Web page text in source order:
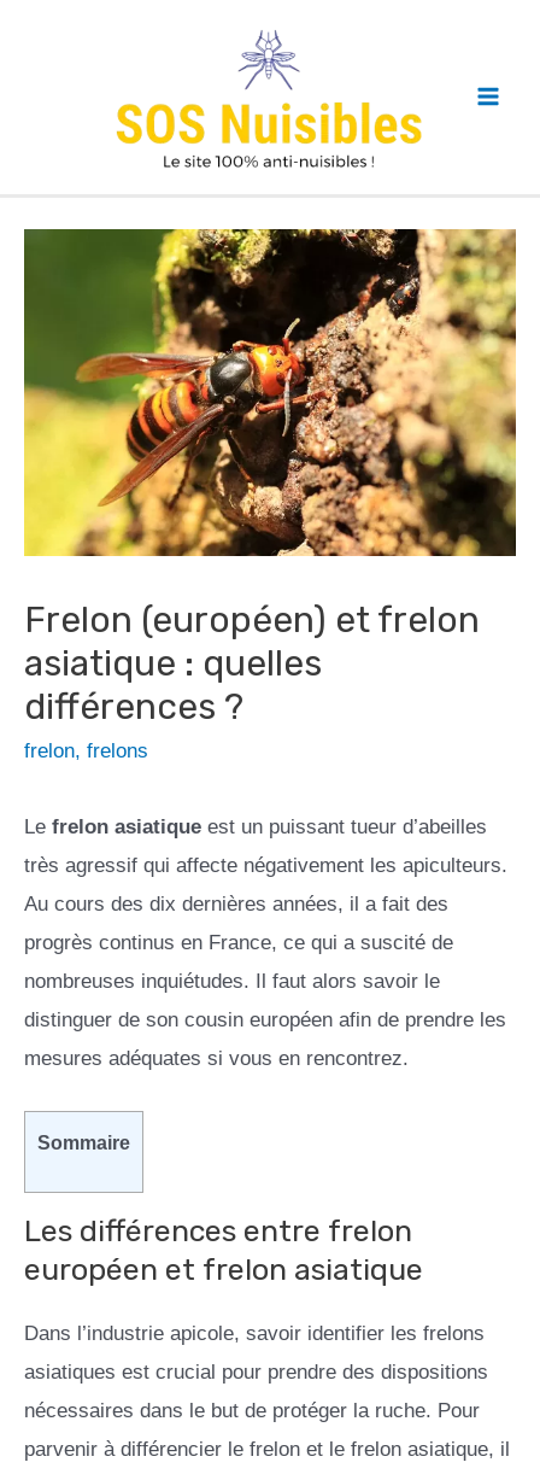
Frelon (européen) et frelon
asiatique : quelles
différences ?
frelon, frelons
Le frelon asiatique est un puissant tueur d’abeilles
très agressif qui affecte négativement les apiculteurs.
Au cours des dix dernières années, il a fait des
progrès continus en France, ce qui a suscité de
nombreuses inquiétudes. Il faut alors savoir le
distinguer de son cousin européen afin de prendre les
mesures adéquates si vous en rencontrez.
Sommaire
Les différences entre frelon
européen et frelon asiatique
Dans l’industrie apicole, savoir identifier les frelons
asiatiques est crucial pour prendre des dispositions
nécessaires dans le but de protéger la ruche. Pour
parvenir à différencier le frelon et le frelon asiatique, il